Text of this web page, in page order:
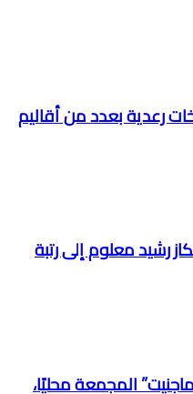
رعدية بعدد من أقاليم
رشيد معلوم إلى رتبة
المجمعة محليًا،